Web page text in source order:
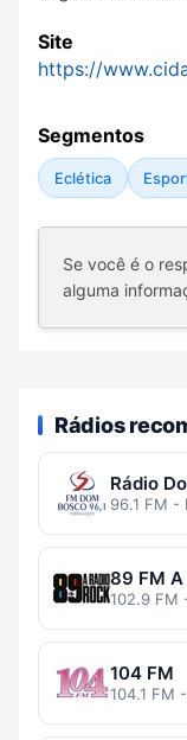
Site
https://
Segmentos
Eclética
Se você é o
alguma
Rádios
Rádio
96.1 FM -
89 FM A
102.9 FM
104 FM
104.1 FM